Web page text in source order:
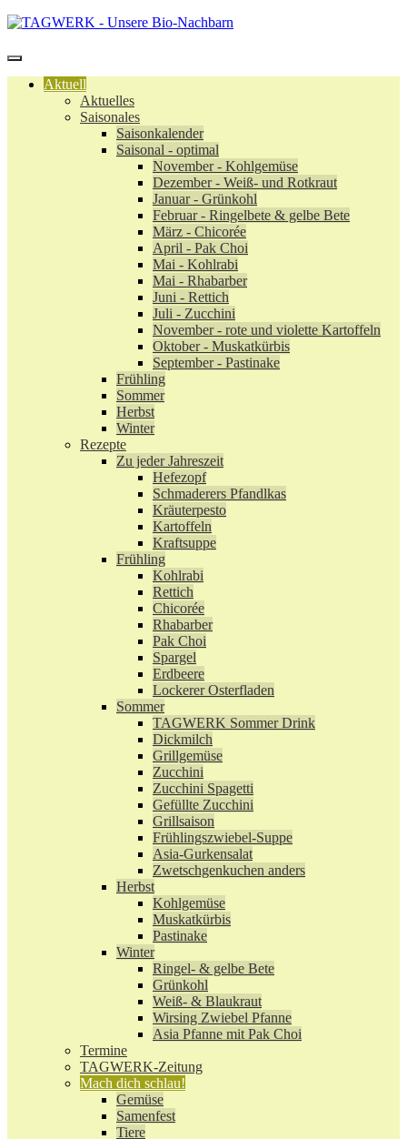
Aktuell
Aktuelles
Saisonales
Saisonkalender
Saisonal - optimal
November - Kohlgemüse
Dezember - Weiß- und Rotkraut
Januar - Grünkohl
Februar - Ringelbete & gelbe Bete
März - Chicorée
April - Pak Choi
Mai - Kohlrabi
Mai - Rhabarber
Juni - Rettich
Juli - Zucchini
November - rote und violette Kartoffeln
Oktober - Muskatkürbis
September - Pastinake
Frühling
Sommer
Herbst
Winter
Rezepte
Zu jeder Jahreszeit
Hefezopf
Schmaderers Pfandlkas
Kräuterpesto
Kartoffeln
Kraftsuppe
Frühling
Kohlrabi
Rettich
Chicorée
Rhabarber
Pak Choi
Spargel
Erdbeere
Lockerer Osterfladen
Sommer
TAGWERK Sommer Drink
Dickmilch
Grillgemüse
Zucchini
Zucchini Spagetti
Gefüllte Zucchini
Grillsaison
Frühlingszwiebel-Suppe
Asia-Gurkensalat
Zwetschgenkuchen anders
Herbst
Kohlgemüse
Muskatkürbis
Pastinake
Winter
Ringel- & gelbe Bete
Grünkohl
Weiß- & Blaukraut
Wirsing Zwiebel Pfanne
Asia Pfanne mit Pak Choi
Termine
TAGWERK-Zeitung
Mach dich schlau!
Gemüse
Samenfest
Tiere